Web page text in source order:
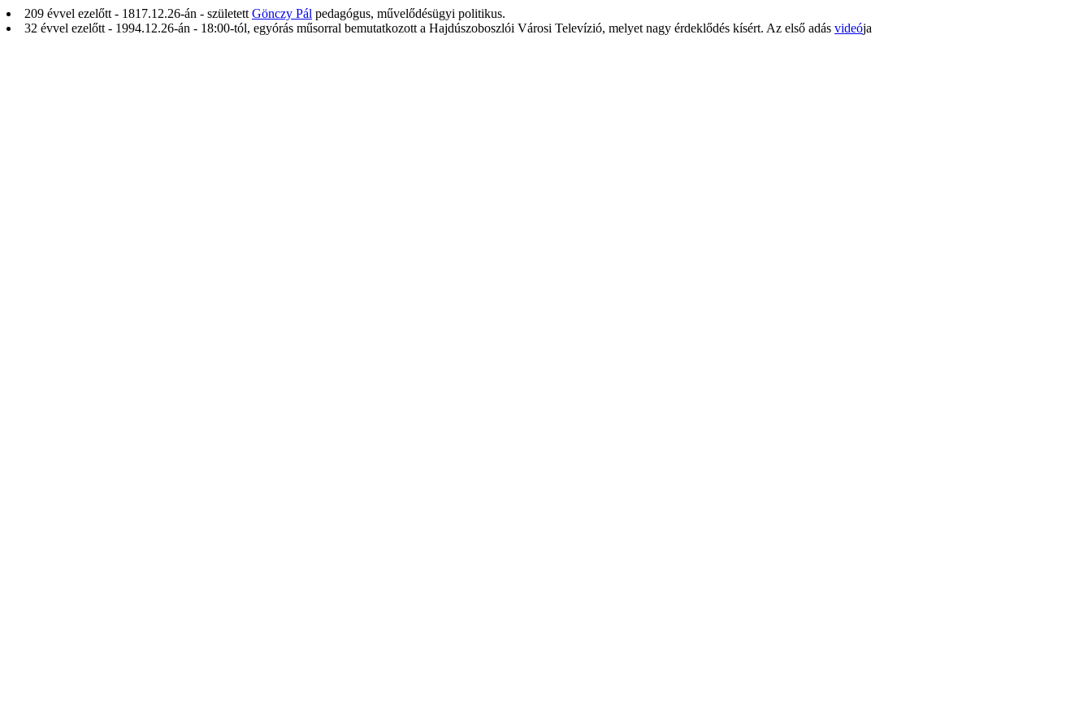
209 évvel ezelőtt - 1817.12.26-án - született Gönczy Pál pedagógus, művelődésügyi politikus.
32 évvel ezelőtt - 1994.12.26-án - 18:00-tól, egyórás műsorral bemutatkozott a Hajdúszoboszlói Városi Televízió, melyet nagy érdeklődés kísért. Az első adás videója